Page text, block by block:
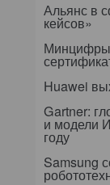
Альянс в
кейсов»
Минцифры
Huawei
Gartner:
и модели
году
Samsung